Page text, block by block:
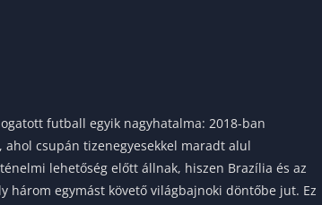
futball egyik nagyhatalma: 2018-ban
csupán tizenegyesekkel maradt alul
lehetőség előtt állnak, hiszen Brazília és az
három egymást követő világbajnoki döntőbe jut. Ez